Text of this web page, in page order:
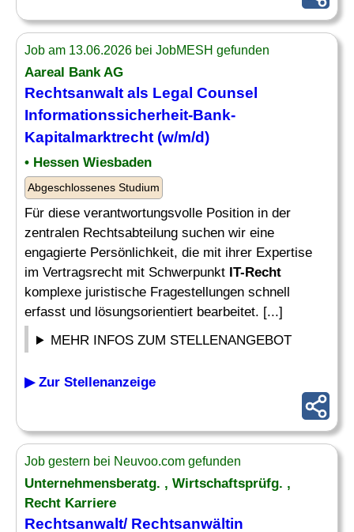
Job am 13.06.2026 bei JobMESH gefunden
Aareal Bank AG
Rechtsanwalt als Legal Counsel
Informationssicherheit-Bank-
Kapitalmarktrecht (w/m/d)
• Hessen Wiesbaden
Abgeschlossenes Studium
Für diese verantwortungsvolle Position in der
zentralen Rechtsabteilung suchen wir eine
engagierte Persönlichkeit, die mit ihrer Expertise
im Vertragsrecht mit Schwerpunkt IT-Recht
komplexe juristische Fragestellungen schnell
erfasst und lösungsorientiert bearbeitet. [...]
MEHR INFOS ZUM STELLENANGEBOT
▶ Zur Stellenanzeige
Job gestern bei Neuvoo.com gefunden
Unternehmensberatg. , Wirtschaftsprüfg. ,
Recht Karriere
Rechtsanwalt/ Rechtsanwältin